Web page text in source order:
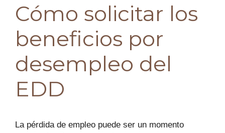
Cómo solicitar los
beneficios por
desempleo del
EDD
La pérdida de empleo puede ser un momento